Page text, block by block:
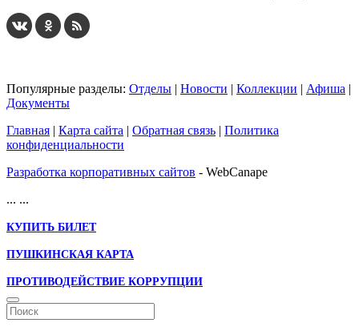
Популярные разделы: Отделы | Новости | Коллекции | Афиша |
Документы
Главная | Карта сайта | Обратная связь | Политика
конфиденциальности
Разработка корпоративных сайтов - WebCanape
... ...
КУПИТЬ БИЛЕТ
ПУШКИНСКАЯ КАРТА
ПРОТИВОДЕЙСТВИЕ КОРРУПЦИИ